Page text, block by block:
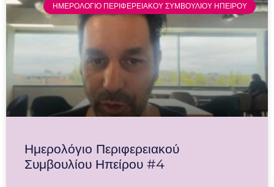
ΗΜΕΡΟΛΟΓΙΟ ΠΕΡΙΦΕΡΕΙΑΚΟΥ ΣΥΜΒΟΥΛΙΟΥ ΗΠΕΙΡΟΥ
Ημερολόγιο Περιφερειακού
Συμβουλίου Ηπείρου #4